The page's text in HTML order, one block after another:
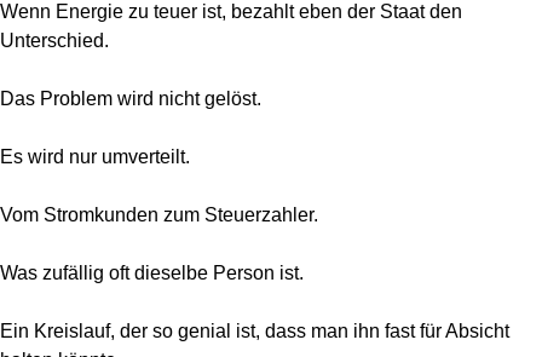
Wenn Energie zu teuer ist, bezahlt eben der Staat den
Unterschied.
Das Problem wird nicht gelöst.
Es wird nur umverteilt.
Vom Stromkunden zum Steuerzahler.
Was zufällig oft dieselbe Person ist.
Ein Kreislauf, der so genial ist, dass man ihn fast für Absicht